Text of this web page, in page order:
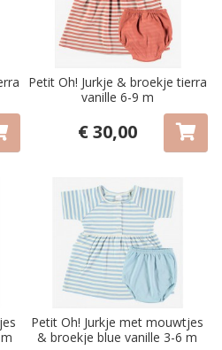
Petit Oh! Jurkje & broekje tierra
vanille 6-9 m
€ 30,00
Petit Oh! Jurkje met mouwtjes
& broekje blue vanille 3-6 m